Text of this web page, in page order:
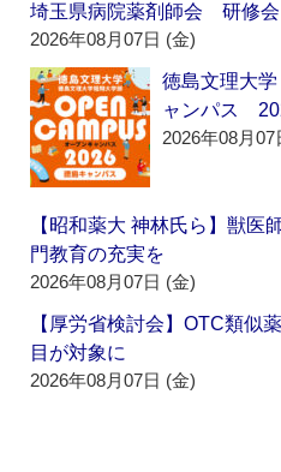
埼玉県病院薬剤師会 研修
2026年08月07日 (金)
徳島文理大
ャンパス
2026年08月07
【昭和薬大 神林氏ら】獣医
門教育の充実を
2026年08月07日 (金)
【厚労省検討会】OTC類似
目が対象に
2026年08月07日 (金)